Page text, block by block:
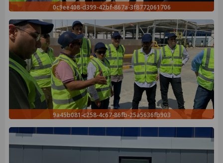
0c9ee408-d399-42bf-867a-3f8772061706
9a45b081-c258-4c67-86fb-25a5636fb903